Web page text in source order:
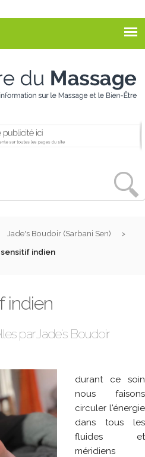
Jade's Boudoir (Sarbani Sen)
indien
indien
par Jade's Boudoir
durant ce soin
nous faisons
circuler l'énergie
dans tous les
fluides et
méridiens